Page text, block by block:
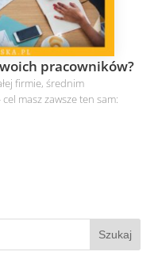
pracowników?
firmie, średnim
masz zawsze ten sam:
Szukaj